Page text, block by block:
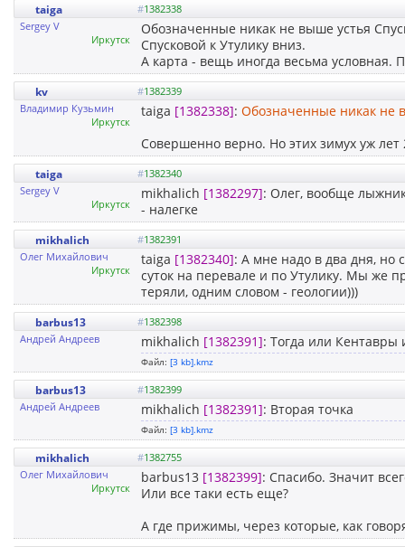
taiga #1382338
Sergey V
Иркутск
Обозначенные никак не выше устья
Спусковой к Утулику вниз.
А карта - вещь иногда весьма условная.
kv #1382339
Владимир Кузьмин
Иркутск
taiga [1382338]: Обозначенные никак не
Совершенно верно. Но этих зимух уж лет
taiga #1382340
Sergey V
Иркутск
mikhalich [1382297]: Олег, вообще
- налегке
mikhalich #1382391
Олег Михайлович
Иркутск
taiga [1382340]: А мне надо в два дня, но
суток на перевале и по Утулику. Мы же
теряли, одним словом - геологии)))
barbus13 #1382398
Андрей Андреев
mikhalich [1382391]: Тогда или Кентавры
Файл: [3 kb].kmz
barbus13 #1382399
Андрей Андреев
mikhalich [1382391]: Вторая точка
Файл: [3 kb].kmz
mikhalich #1382755
Олег Михайлович
Иркутск
barbus13 [1382399]: Спасибо. Значит
Или все таки есть еще?
А где прижимы, через которые, как